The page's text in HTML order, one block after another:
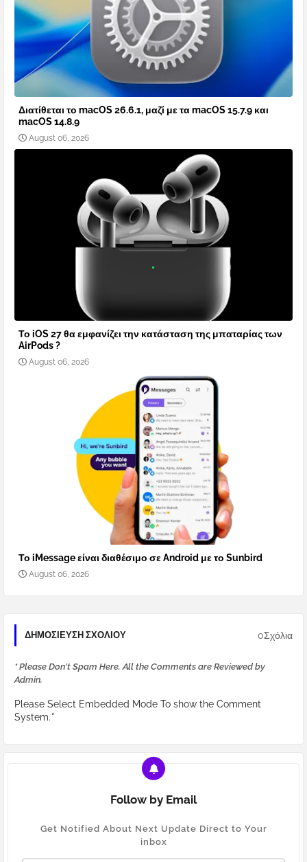
Διατίθεται το macOS 26.6.1, μαζί με τα macOS 15.7.9 και
macOS 14.8.9
August 06, 2026
Το iOS 27 θα εμφανίζει την κατάσταση της μπαταρίας των
AirPods ?
August 06, 2026
Το iMessage είναι διαθέσιμο σε Android με το Sunbird
August 06, 2026
ΔΗΜΟΣΊΕΥΣΗ ΣΧΟΛΊΟΥ 0Σχόλια
* Please Don't Spam Here. All the Comments are Reviewed by
Admin.
Please Select Embedded Mode To show the Comment
System.*
Follow by Email
Get Notified About Next Update Direct to Your
inbox